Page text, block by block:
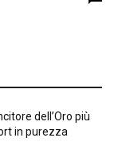
dell’Oro più
in purezza